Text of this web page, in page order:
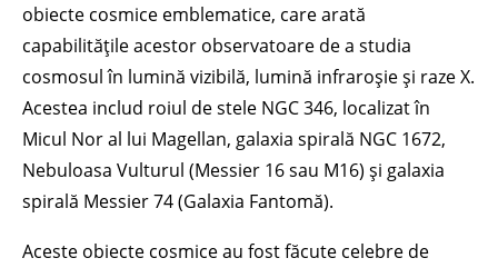
obiecte cosmice emblematice, care arată
capabilitățile acestor observatoare de a studia
cosmosul în lumină vizibilă, lumină infraroșie și raze X.
Acestea includ roiul de stele NGC 346, localizat în
Micul Nor al lui Magellan, galaxia spirală NGC 1672,
Nebuloasa Vulturul (Messier 16 sau M16) și galaxia
spirală Messier 74 (Galaxia Fantomă).
Aceste obiecte cosmice au fost făcute celebre de